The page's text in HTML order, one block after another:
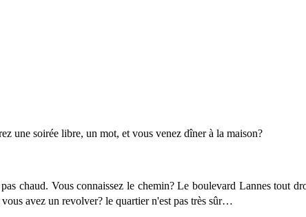
une soirée libre, un mot, et vous venez dîner à la maison?
Vous connaissez le chemin? Le boulevard Lannes tout
avez un revolver? le quartier n'est pas très sûr…